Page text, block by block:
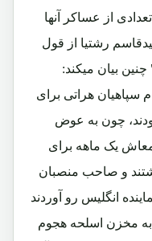
از عساکر آنها
رشتیا از قول
بیان میکند:
«ساعت 7 صبح روز 3 سپتمبر 1979م سپاهیان هراتی برای
چون به عوض
یک ماهه برای
و صاحب منصبان
انگلیس رو آوردند
به مخزن اسلحه هجوم